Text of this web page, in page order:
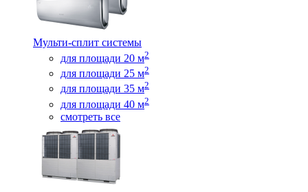
Мульти-сплит системы
для площади 20 м2
для площади 25 м2
для площади 35 м2
для площади 40 м2
смотреть все